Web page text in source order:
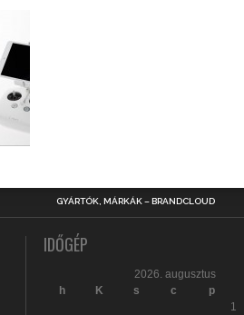
GYÁRTÓK, MÁRKÁK – BRANDCLOUD
IDŐGÉP
2026. augusztus
h
K s c p
1